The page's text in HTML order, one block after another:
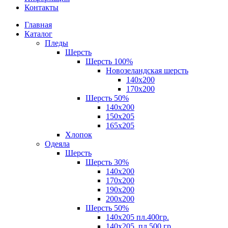
Контакты
Главная
Каталог
Пледы
Шерсть
Шерсть 100%
Новозеландская шерсть
140х200
170x200
Шерсть 50%
140x200
150х205
165х205
Хлопок
Одеяла
Шерсть
Шерсть 30%
140х200
170х200
190х200
200х200
Шерсть 50%
140х205 пл.400гр.